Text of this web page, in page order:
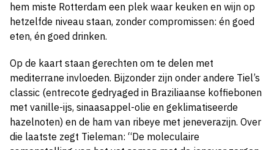
hem miste Rotterdam een plek waar keuken en wijn op
hetzelfde niveau staan, zonder compromissen: én goed
eten, én goed drinken.
Op de kaart staan gerechten om te delen met
mediterrane invloeden. Bijzonder zijn onder andere Tiel’s
classic (entrecote gedryaged in Braziliaanse koffiebonen
met vanille-ijs, sinaasappel-olie en geklimatiseerde
hazelnoten) en de ham van ribeye met jeneverazijn. Over
die laatste zegt Tieleman: “De moleculaire